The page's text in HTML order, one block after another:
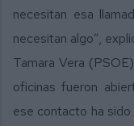
necesitan esa
necesitan algo”,
Tamara Vera
oficinas fueron
ese contacto ha